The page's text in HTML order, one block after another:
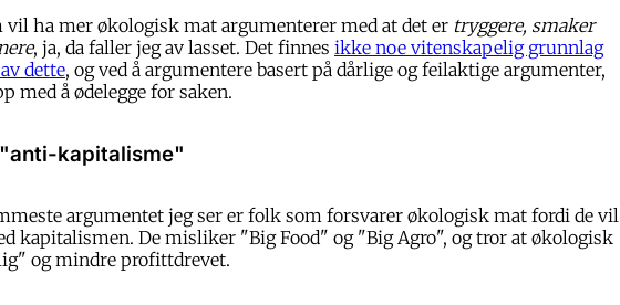
vil ha mer økologisk mat argumenterer med at det er tryggere, smaker
, ja, da faller jeg av lasset. Det finnes ikke noe vitenskapelig grunnlag
dette, og ved å argumentere basert på dårlige og feilaktige argumenter,
med å ødelegge for saken.
kapitalisme"
argumentet jeg ser er folk som forsvarer økologisk mat fordi de vil
kapitalismen. De misliker "Big Food" og "Big Agro", og tror at økologisk
og mindre profittdrevet.